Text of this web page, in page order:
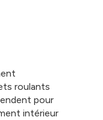
roulants
pour
intérieur